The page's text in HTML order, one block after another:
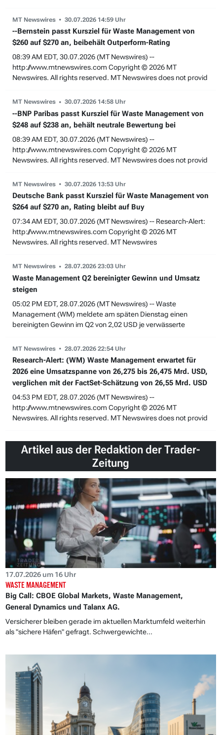
Artikel aus der Redaktion der Trader-
Zeitung
17.07.2026 um 16 Uhr
WASTE MANAGEMENT
Big Call: CBOE Global Markets, Waste Management,
General Dynamics und Talanx AG.
Versicherer bleiben gerade im aktuellen Marktumfeld weiterhin
als "sichere Häfen" gefragt. Schwergewichte...
MT Newswires 30.07.2026 14:59 Uhr
--Bernstein passt Kursziel für Waste Management von
$260 auf $270 an, beibehält Outperform-Rating
08:39 AM EDT, 30.07.2026 (MT Newswires) --
http://www.mtnewswires.com Copyright © 2026 MT
Newswires. All rights reserved. MT Newswires does not provid
MT Newswires 30.07.2026 14:58 Uhr
--BNP Paribas passt Kursziel für Waste Management von
$248 auf $238 an, behält neutrale Bewertung bei
08:39 AM EDT, 30.07.2026 (MT Newswires) --
http://www.mtnewswires.com Copyright © 2026 MT
Newswires. All rights reserved. MT Newswires does not provid
MT Newswires 30.07.2026 13:53 Uhr
Deutsche Bank passt Kursziel für Waste Management von
$264 auf $270 an, Rating bleibt auf Buy
07:34 AM EDT, 30.07.2026 (MT Newswires) -- Research-Alert:
http://www.mtnewswires.com Copyright © 2026 MT
Newswires. All rights reserved. MT Newswires
MT Newswires 28.07.2026 23:03 Uhr
Waste Management Q2 bereinigter Gewinn und Umsatz
steigen
05:02 PM EDT, 28.07.2026 (MT Newswires) -- Waste
Management (WM) meldete am späten Dienstag einen
bereinigten Gewinn im Q2 von 2,02 USD je verwässerte
MT Newswires 28.07.2026 22:54 Uhr
Research-Alert: (WM) Waste Management erwartet für
2026 eine Umsatzspanne von 26,275 bis 26,475 Mrd. USD,
verglichen mit der FactSet-Schätzung von 26,55 Mrd. USD
04:53 PM EDT, 28.07.2026 (MT Newswires) --
http://www.mtnewswires.com Copyright © 2026 MT
Newswires. All rights reserved. MT Newswires does not provid